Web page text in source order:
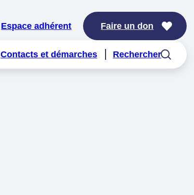
Espace adhérent Faire un don
Contacts et démarches Rechercher